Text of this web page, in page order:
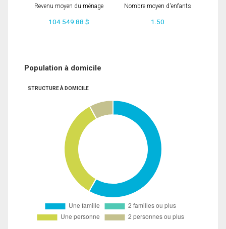
Revenu moyen du ménage
104 549.88 $
Nombre moyen d'enfants
1.50
Population à domicile
STRUCTURE À DOMICILE